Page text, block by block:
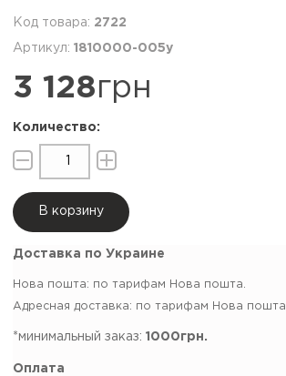
2722
1810000-005y
3 128грн
В корзину
Доставка по Украине
Нова пошта: по тарифам Нова пошта.
Адресная доставка: по тарифам Нова пошта.
*минимальный заказ: 1000грн.
Оплата